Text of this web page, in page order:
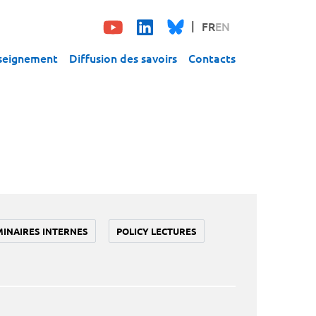
FREN
Diffusion des savoirs Contacts
INTERNES POLICY LECTURES